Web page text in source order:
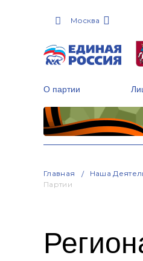
Москва
О партии
Главная Наша
Партии